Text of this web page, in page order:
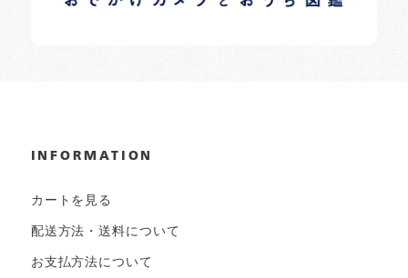
INFORMATION
カートを見る
配送方法・送料について
お支払方法について